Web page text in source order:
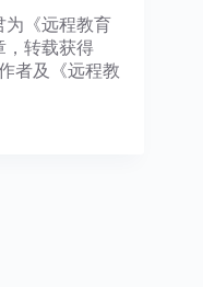
远程教育
，转载获得
者及《远程教